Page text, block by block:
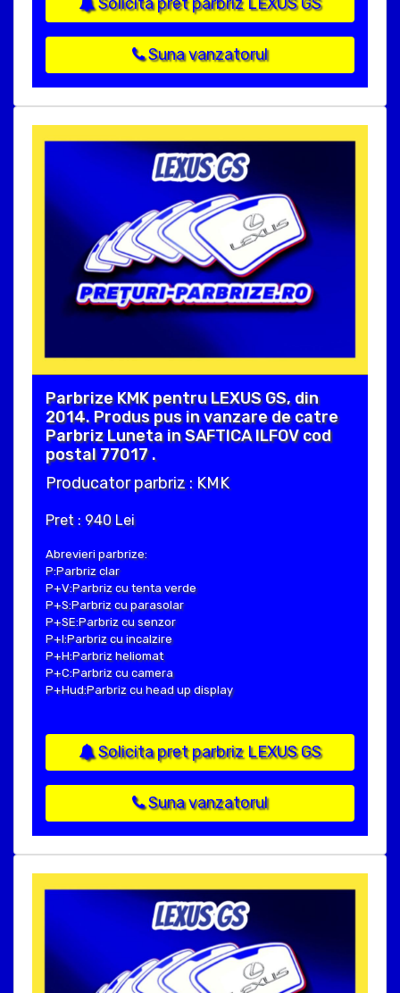
Suna vanzatorul
Parbrize KMK pentru LEXUS GS, din
2014. Produs pus in vanzare de catre
Parbriz Luneta in SAFTICA ILFOV cod
postal 77017 .
Producator parbriz : KMK
Pret : 940 Lei
Abrevieri parbrize:
P:Parbriz clar
P+V:Parbriz cu tenta verde
P+S:Parbriz cu parasolar
P+SE:Parbriz cu senzor
P+I:Parbriz cu incalzire
P+H:Parbriz heliomat
P+C:Parbriz cu camera
P+Hud:Parbriz cu head up display
Solicita pret parbriz LEXUS GS
Suna vanzatorul